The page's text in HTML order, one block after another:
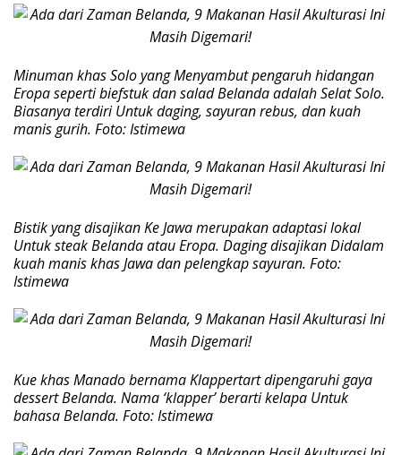
Minuman khas Solo yang Menyambut pengaruh hidangan
Eropa seperti biefstuk dan salad Belanda adalah Selat Solo.
Biasanya terdiri Untuk daging, sayuran rebus, dan kuah
manis gurih. Foto: Istimewa
Bistik yang disajikan Ke Jawa merupakan adaptasi lokal
Untuk steak Belanda atau Eropa. Daging disajikan Didalam
kuah manis khas Jawa dan pelengkap sayuran. Foto:
Istimewa
Kue khas Manado bernama Klappertart dipengaruhi gaya
dessert Belanda. Nama ‘klapper’ berarti kelapa Untuk
bahasa Belanda. Foto: Istimewa